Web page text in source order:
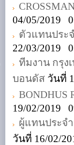
04/05/2019
ตัวแทนประจ
22/03/2019
ทีมงาน กรุง
บอนดัส วันที่
BONDHUS
19/02/2019
ผู้แทนประจำ
วันที่ 16/02/